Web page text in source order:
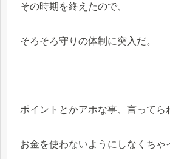
その時期を終えたので、
そろそろ守りの体制に突入だ。
ポイントとかアホな事、言ってら
お金を使わないようにしなくちゃ